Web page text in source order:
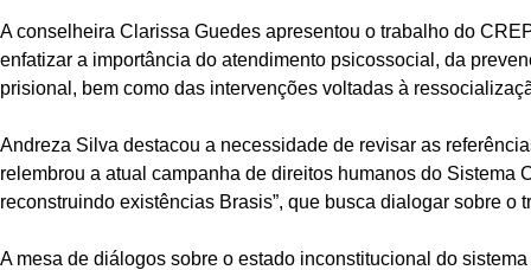
A conselheira Clarissa Guedes apresentou o trabalho do
enfatizar a importância do atendimento psicossocial, da
prisional, bem como das intervenções voltadas à
Andreza Silva destacou a necessidade de revisar as
relembrou a atual campanha de direitos humanos do Sistema
reconstruindo existências Brasis”, que busca dialogar sobre o
A mesa de diálogos sobre o estado inconstitucional do